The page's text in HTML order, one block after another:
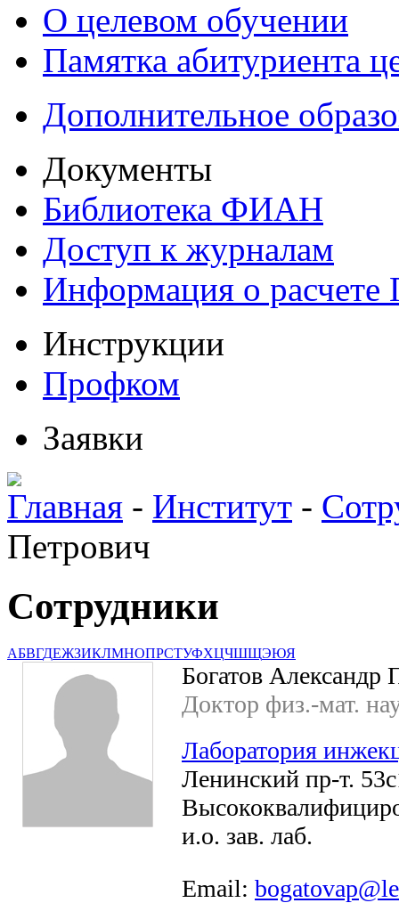
О целевом обучении
Памятка абитуриента
Дополнительное
Документы
Библиотека ФИАН
Доступ к журналам
Информация о
Инструкции
Профком
Заявки
Главная - Институт -
Петрович
Сотрудники
АБВГДЕЖЗИКЛМНОПРСТУФХЦЧШЩЭЮЯ
Богатов Александр
Доктор физ.-мат.
Лаборатория
Ленинский пр-т.
и.о. зав. лаб.
Email: